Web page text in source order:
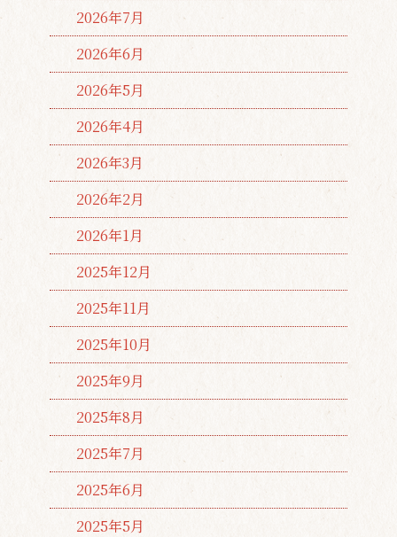
2026年7月
2026年6月
2026年5月
2026年4月
2026年3月
2026年2月
2026年1月
2025年12月
2025年11月
2025年10月
2025年9月
2025年8月
2025年7月
2025年6月
2025年5月